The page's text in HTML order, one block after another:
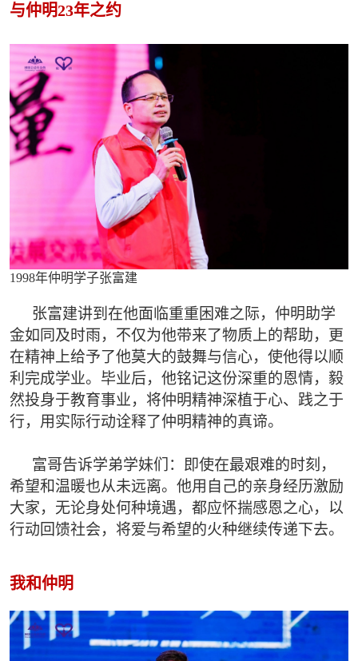
与仲明23年之约
1998年仲明学子张富建
张富建讲到在他面临重重困难之际，仲明助学
金如同及时雨，不仅为他带来了物质上的帮助，更
在精神上给予了他莫大的鼓舞与信心，使他得以顺
利完成学业。毕业后，他铭记这份深重的恩情，毅
然投身于教育事业，将仲明精神深植于心、践之于
行，用实际行动诠释了仲明精神的真谛。
富哥告诉学弟学妹们：即使在最艰难的时刻，
希望和温暖也从未远离。他用自己的亲身经历激励
大家，无论身处何种境遇，都应怀揣感恩之心，以
行动回馈社会，将爱与希望的火种继续传递下去。
我和仲明